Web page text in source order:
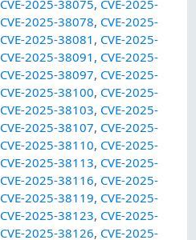
CVE-2025-38075, CVE-2025-
CVE-2025-38078, CVE-2025-
CVE-2025-38081 , CVE-2025-
CVE-2025-38091 , CVE-2025-
CVE-2025-38097, CVE-2025-
CVE-2025-38100, CVE-2025-
CVE-2025-38103, CVE-2025-
CVE-2025-38107, CVE-2025-
CVE-2025-38110, CVE-2025-
CVE-2025-38113, CVE-2025-
CVE-2025-38116, CVE-2025-
CVE-2025-38119, CVE-2025-
CVE-2025-38123, CVE-2025-
CVE-2025-38126, CVE-2025-